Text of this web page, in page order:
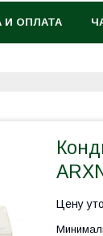
И ОПЛАТА
Цену